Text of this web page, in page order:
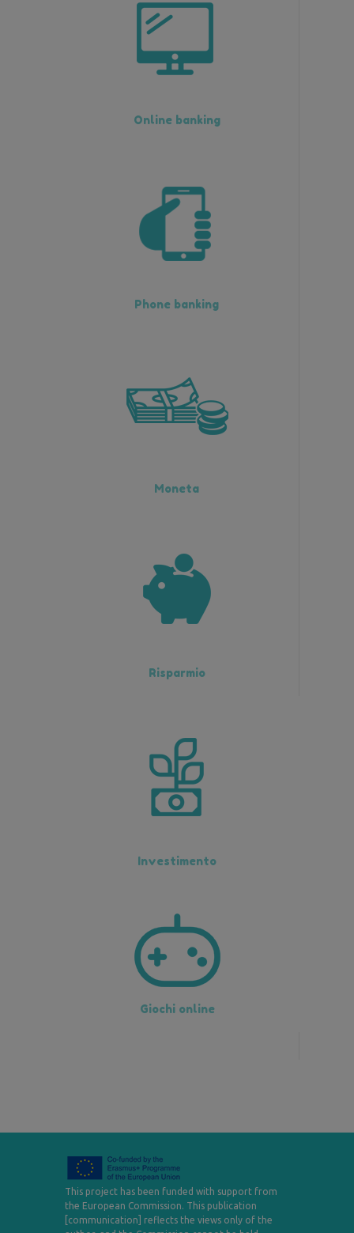
Online banking
Phone banking
Moneta
Risparmio
Investimento
Giochi online
This project has been funded with support from
the European Commission. This publication
[communication] reflects the views only of the